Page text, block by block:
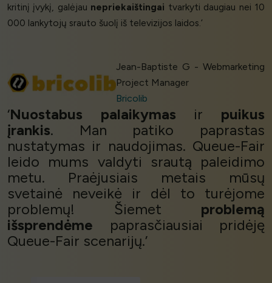
kritinį įvykį, galėjau nepriekaištingai tvarkyti daugiau nei 10
000 lankytojų srauto šuolį iš televizijos laidos.’
Jean-Baptiste G - Webmarketing
Project Manager
Bricolib
‘Nuostabus palaikymas ir puikus
įrankis. Man patiko paprastas
nustatymas ir naudojimas. Queue-Fair
leido mums valdyti srautą paleidimo
metu. Praėjusiais metais mūsų
svetainė neveikė ir dėl to turėjome
problemų! Šiemet problemą
išsprendėme paprasčiausiai pridėję
Queue-Fair scenarijų.’